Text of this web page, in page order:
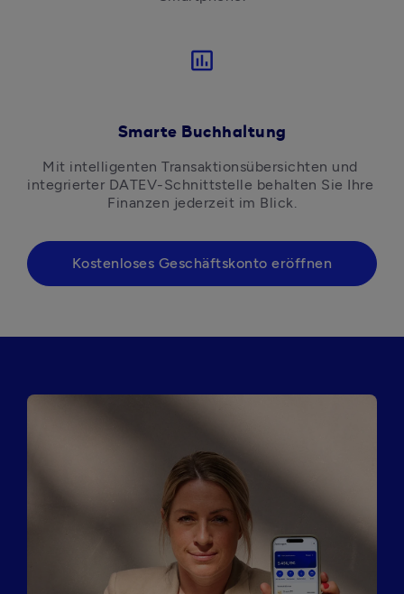
insert_chart_outlined
Smarte Buchhaltung
Mit intelligenten Transaktionsübersichten und
integrierter DATEV-Schnittstelle behalten Sie Ihre
Finanzen jederzeit im Blick.
Kostenloses Geschäftskonto eröffnen